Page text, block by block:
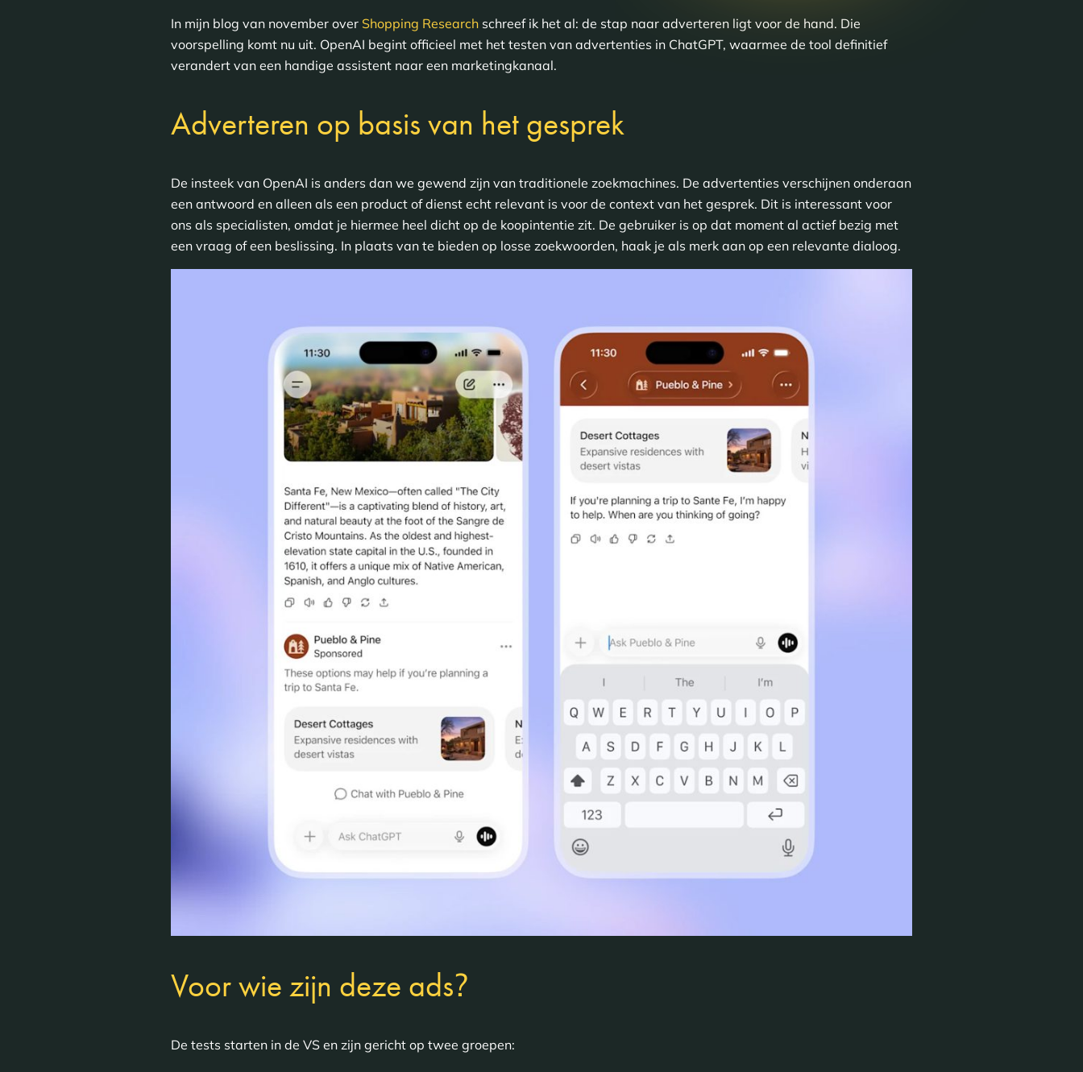
In mijn blog van november over Shopping Researchschreef ik het al: de stap naar adverteren ligt voor de hand. Die
voorspelling komt nu uit. OpenAI begint officieel met het testen van advertenties in ChatGPT, waarmee de tool definitief
verandert van een handige assistent naar een marketingkanaal.
Adverteren op basis van het gesprek
De insteek van OpenAI is anders dan we gewend zijn van traditionele zoekmachines. De advertenties verschijnen onderaan
een antwoord en alleen als een product of dienst echt relevant is voor de context van het gesprek. Dit is interessant voor
ons als specialisten, omdat je hiermee heel dicht op de koopintentie zit. De gebruiker is op dat moment al actief bezig met
een vraag of een beslissing. In plaats van te bieden op losse zoekwoorden, haak je als merk aan op een relevante dialoog.
Voor wie zijn deze ads?
De tests starten in de VS en zijn gericht op twee groepen: